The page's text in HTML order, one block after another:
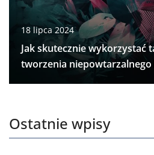
18 lipca 2024
Jak skutecznie wykorzystać
tworzenia
Ostatnie wpisy